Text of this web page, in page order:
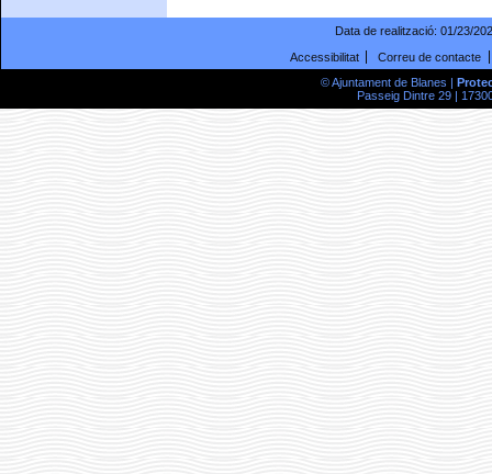
Data de realització: 01/23/
Accessibilitat
Correu de contacte
© Ajuntament de Blanes |
Passeig Dintre 29 |